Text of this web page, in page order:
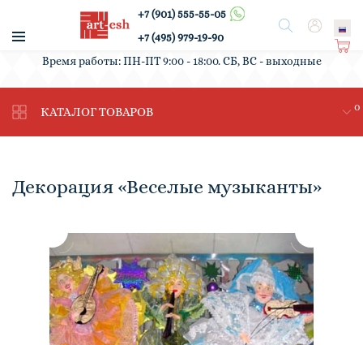
Поиск
+7 (901) 555-55-05
+7 (495) 979-19-90
Ко
ин
а
0
Вход
/
Время работы: ПН-ПТ 9:00 - 18:00. СБ, ВС - выходные
КАТАЛОГ ТОВАРОВ
Декорация «Веселые музыканты»